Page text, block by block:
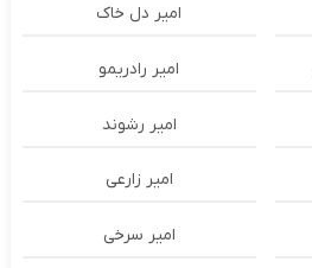
امیر دل خاک
امیر رادریمو
امیر رشوند
امیر زارعی
امیر سرخی